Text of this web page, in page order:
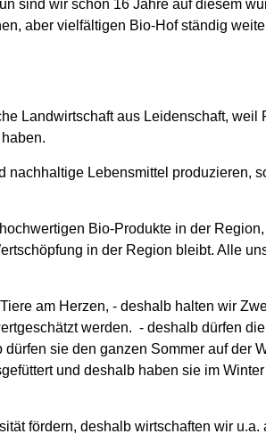
sind wir schon 16 Jahre auf diesem
aber vielfältigen Bio-Hof ständig
Landwirtschaft aus Leidenschaft, weil
nachhaltige Lebensmittel produzieren,
Bio-Produkte in der
in der Region bleibt. Alle
am Herzen, - deshalb halten wir
werden. - deshalb dürfen
sie den ganzen Sommer auf der
und deshalb haben sie im
fördern, deshalb wirtschaften wir u.a.